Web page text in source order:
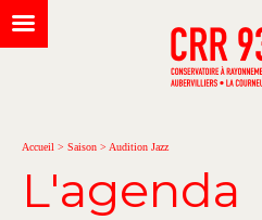
Accueil > Saison > Audition Jazz
L'agenda